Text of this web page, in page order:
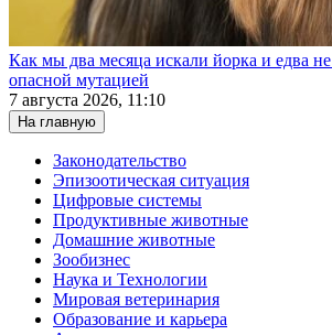
Как мы два месяца искали йорка и едва
опасной мутацией
7 августа 2026, 11:10
На главную
Законодательство
Эпизоотическая ситуация
Цифровые системы
Продуктивные животные
Домашние животные
Зообизнес
Наука и Технологии
Мировая ветеринария
Образование и карьера